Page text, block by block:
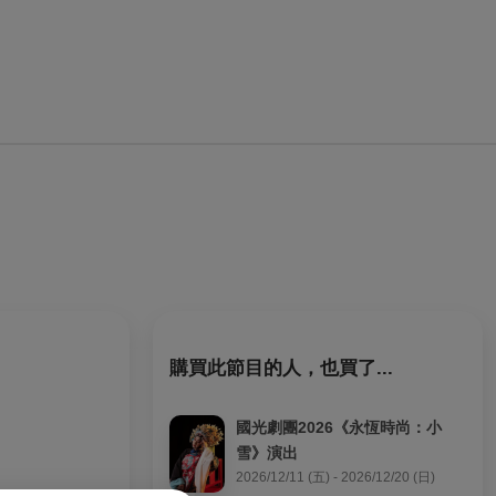
購買此節目的人，也買了...
國光劇團2026《永恆時尚：小
雪》演出
2026/12/11 (五) - 2026/12/20 (日)